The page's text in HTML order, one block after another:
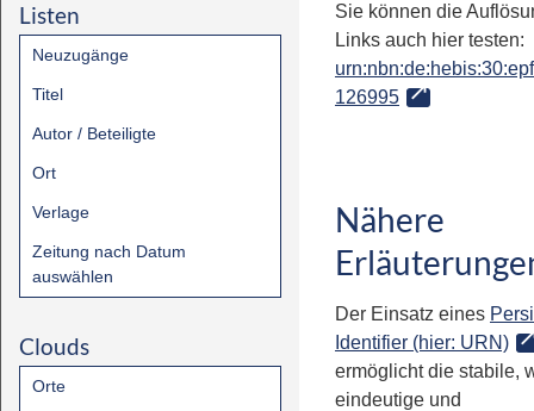
Listen
Neuzugänge
Titel
Autor / Beteiligte
Ort
Verlage
Zeitung nach Datum
auswählen
Clouds
Orte
Sie können die
Links auch hier testen:
126995
Nähere
Der Einsatz eines
Identifier (hier: URN)
ermöglicht die stabile,
eindeutige und